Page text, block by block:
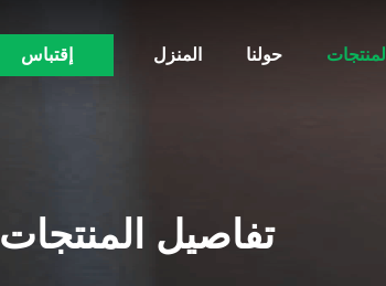
المنزل حولنا المنتجات إقتباس
تفاصيل المنتجات